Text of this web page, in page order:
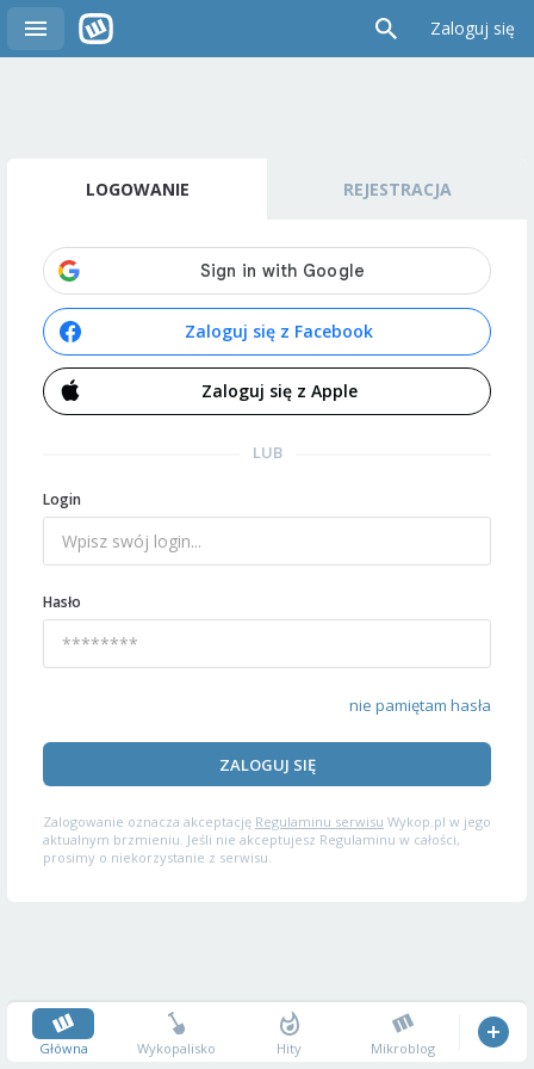
Zaloguj się
LOGOWANIE REJESTRACJA
Zaloguj się z Facebook
Zaloguj się z Apple
LUB
Login
Hasło
nie pamiętam hasła
ZALOGUJ SIĘ
Zalogowanie oznacza akceptację Regulaminu serwisu Wykop.pl w jego
aktualnym brzmieniu. Jeśli nie akceptujesz Regulaminu w całości,
prosimy o niekorzystanie z serwisu.
Główna Wykopalisko Hity Mikroblog